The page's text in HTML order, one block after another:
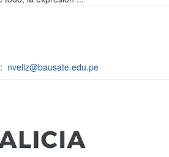
nveliz@bausate.edu.pe